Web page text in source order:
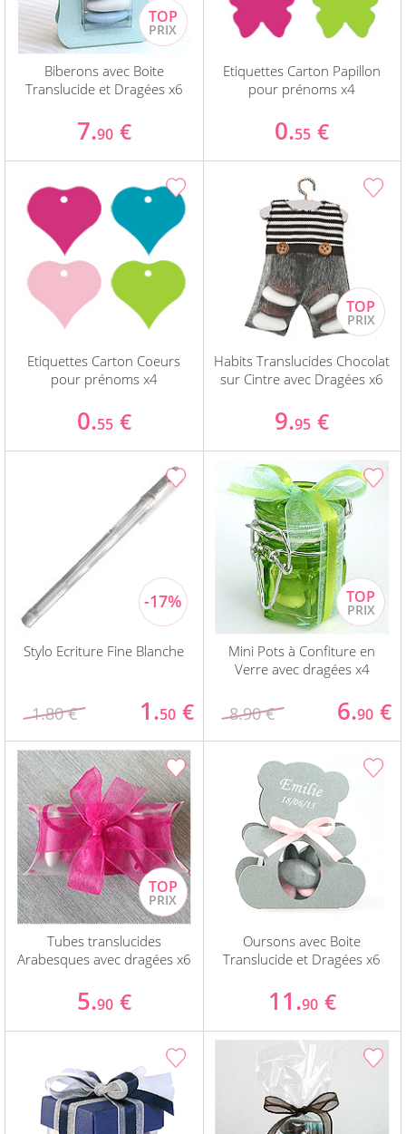
Biberons avec Boite
Translucide et Dragées x6
7.90 €
Etiquettes Carton Papillon
pour prénoms x4
0.55 €
Etiquettes Carton Coeurs
pour prénoms x4
0.55 €
Habits Translucides Chocolat
sur Cintre avec Dragées x6
9.95 €
Stylo Ecriture Fine Blanche
1.80 € 1.50 €
Mini Pots à Confiture en
Verre avec dragées x4
8.90 € 6.90 €
Tubes translucides
Arabesques avec dragées x6
5.90 €
Oursons avec Boite
Translucide et Dragées x6
11.90 €